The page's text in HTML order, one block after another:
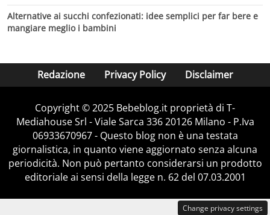
Alternative ai succhi confezionati: idee semplici per far bere e
mangiare meglio i bambini
Redazione Privacy Policy Disclaimer
Copyright © 2025 Bebeblog.it proprietà di T-
Mediahouse Srl - Viale Sarca 336 20126 Milano - P.Iva
06933670967 - Questo blog non è una testata
giornalistica, in quanto viene aggiornato senza alcuna
periodicità. Non può pertanto considerarsi un prodotto
editoriale ai sensi della legge n. 62 del 07.03.2001
Change privacy settings